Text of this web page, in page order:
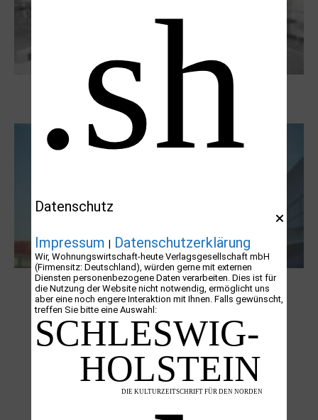
Boy Lornsen zum 30. Todestag. Von
Steinen, Büchern und Himbeersaft
NUKLEUS Kiel
Datenschutz
Impressum | Datenschutzerklärung
Wir, Wohnungswirtschaft-heute Verlagsgesellschaft mbH
(Firmensitz: Deutschland), würden gerne mit externen
Diensten personenbezogene Daten verarbeiten. Dies ist für
die Nutzung der Website nicht notwendig, ermöglicht uns
aber eine noch engere Interaktion mit Ihnen. Falls gewünscht,
treffen Sie bitte eine Auswahl: